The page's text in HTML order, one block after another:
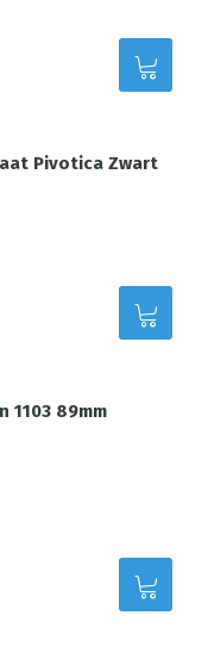
Pivotica Zwart
1103 89mm